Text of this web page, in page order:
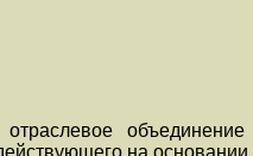
объединение
на основании